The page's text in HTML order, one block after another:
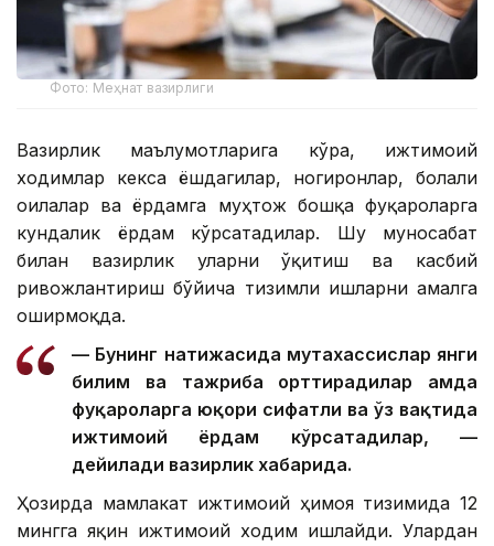
Фото: Меҳнат вазирлиги
Вазирлик маълумотларига кўра, ижтимоий
ходимлар кекса ёшдагилар, ногиронлар, болали
оилалар ва ёрдамга муҳтож бошқа фуқароларга
кундалик ёрдам кўрсатадилар. Шу муносабат
билан вазирлик уларни ўқитиш ва касбий
ривожлантириш бўйича тизимли ишларни амалга
оширмоқда.
— Бунинг натижасида мутахассислар янги
билим ва тажриба орттирадилар ҳамда
фуқароларга юқори сифатли ва ўз вақтида
ижтимоий ёрдам кўрсатадилар, —
дейилади вазирлик хабарида.
Ҳозирда мамлакат ижтимоий ҳимоя тизимида 12
мингга яқин ижтимоий ходим ишлайди. Улардан